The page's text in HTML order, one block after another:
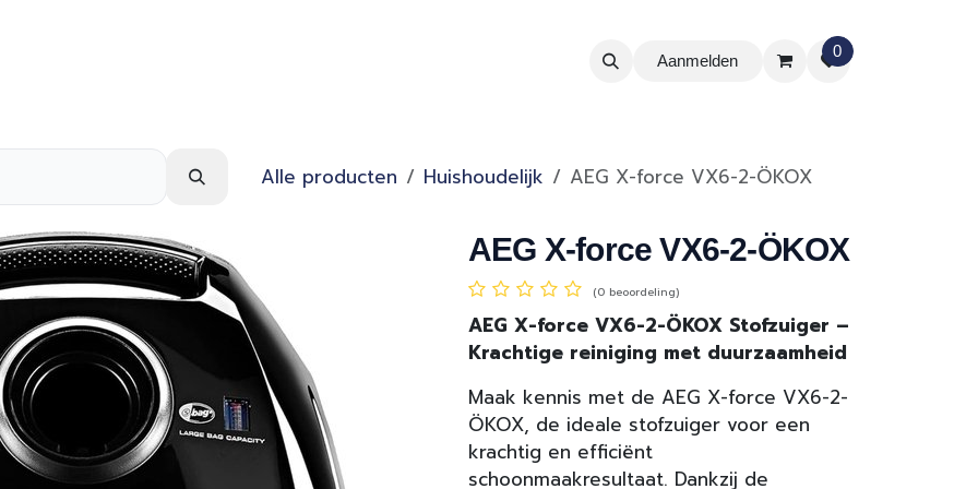
Aanmelden
0
Alle producten Huishoudelijk AEG X-force VX6-2-ÖKOX
AEG X-force VX6-2-ÖKOX
(0 beoordeling)
AEG X-force VX6-2-ÖKOX Stofzuiger –
Krachtige reiniging met duurzaamheid
Maak kennis met de AEG X-force VX6-2-
ÖKOX, de ideale stofzuiger voor een
krachtig en efficiënt
schoonmaakresultaat. Dankzij de